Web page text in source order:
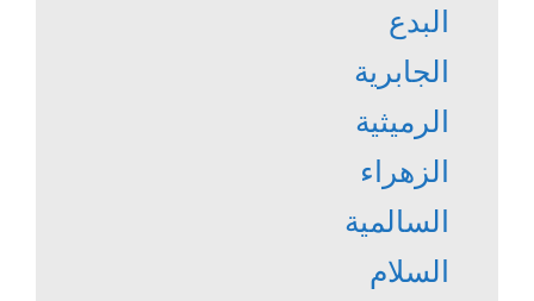
البدع
الجابرية
الرميثية
الزهراء
السالمية
السلام